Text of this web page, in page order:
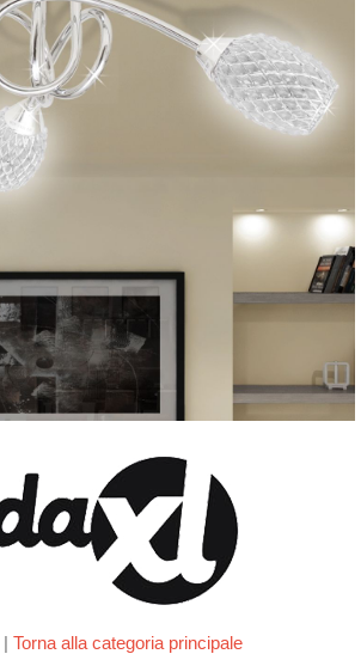
| Torna alla categoria principale